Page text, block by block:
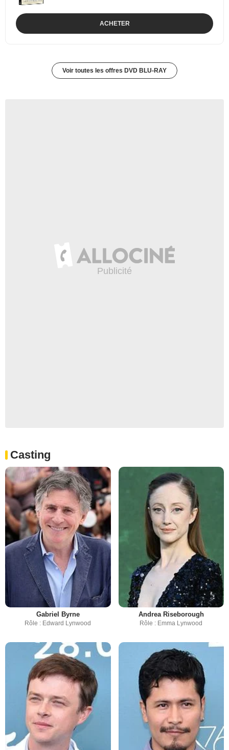
ACHETER
Voir toutes les offres DVD BLU-RAY
Casting
Gabriel Byrne
Rôle : Edward Lynwood
Andrea Riseborough
Rôle : Emma Lynwood